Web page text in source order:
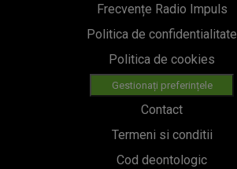
Frecvențe Radio Impuls
Politica de confidentialitate
Politica de cookies
Gestionați preferințele
Contact
Termeni si conditii
Cod deontologic